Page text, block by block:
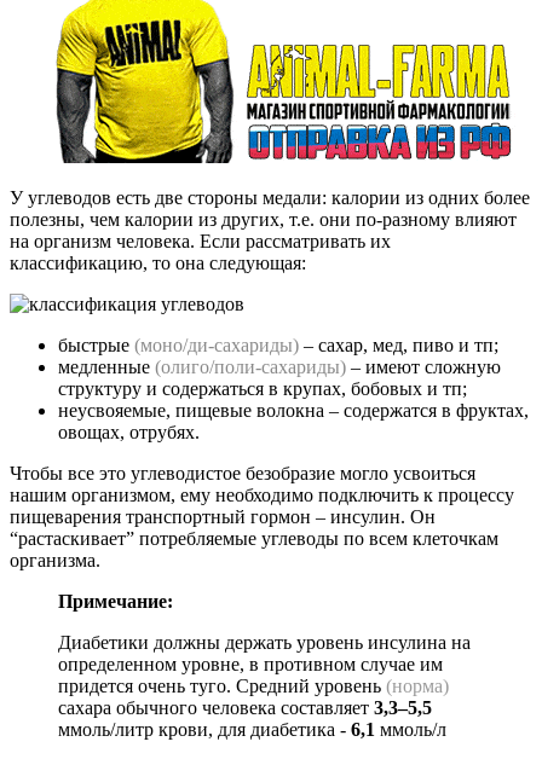
У углеводов есть две стороны медали: калории из одних более
полезны, чем калории из других, т.е. они по-разному влияют
на организм человека. Если рассматривать их
классификацию, то она следующая:
быстрые (моно/ди-сахариды) – сахар, мед, пиво и тп;
медленные (олиго/поли-сахариды) – имеют сложную
структуру и содержаться в крупах, бобовых и тп;
неусвояемые, пищевые волокна – содержатся в фруктах,
овощах, отрубях.
Чтобы все это углеводистое безобразие могло усвоиться
нашим организмом, ему необходимо подключить к процессу
пищеварения транспортный гормон – инсулин. Он
“растаскивает” потребляемые углеводы по всем клеточкам
организма.
Примечание:
Диабетики должны держать уровень инсулина на
определенном уровне, в противном случае им
придется очень туго. Средний уровень (норма)
сахара обычного человека составляет 3,3–5,5
ммоль/литр крови, для диабетика - 6,1 ммоль/л